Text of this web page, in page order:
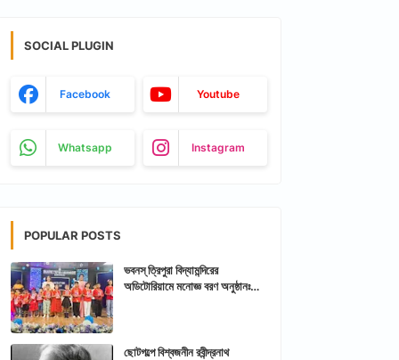
SOCIAL PLUGIN
Facebook Youtube
Whatsapp Instagram
POPULAR POSTS
ভবনস্ ত্রিপুরা বিদ্যামন্দিরের
অডিটোরিয়ামে মনোজ্ঞ বরণ অনুষ্ঠানঃ
ছোটগল্পে বিশ্বজনীন রবীন্দ্রনাথ